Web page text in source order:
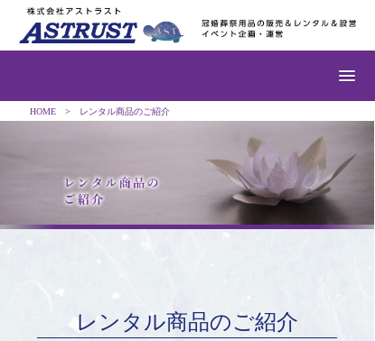
HOME レンタル商品のご紹介
レンタル商品のご紹介